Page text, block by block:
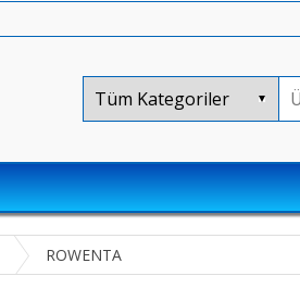
ROWENTA